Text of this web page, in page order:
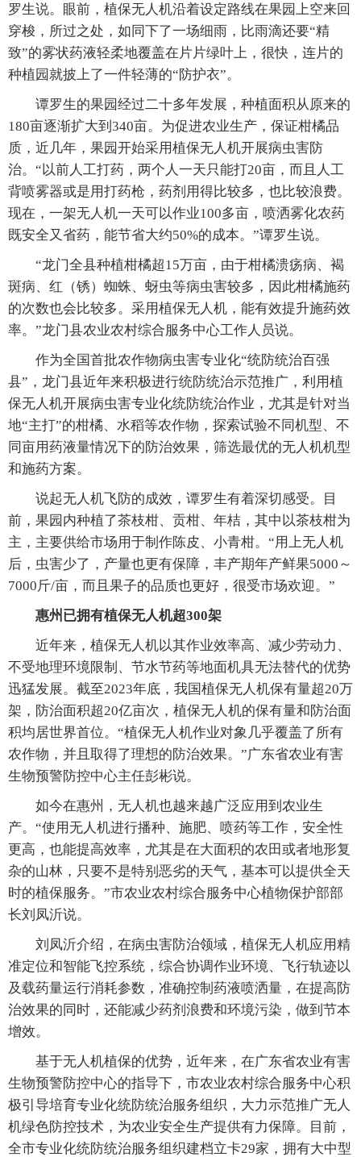
罗生说。眼前，植保无人机沿着设定路线在果园上空来回
穿梭，所过之处，如同下了一场细雨，比雨滴还要“精
致”的雾状药液轻柔地覆盖在片片绿叶上，很快，连片的
种植园就披上了一件轻薄的“防护衣”。
谭罗生的果园经过二十多年发展，种植面积从原来的
180亩逐渐扩大到340亩。为促进农业生产，保证柑橘品
质，近几年，果园开始采用植保无人机开展病虫害防
治。“以前人工打药，两个人一天只能打20亩，而且人工
背喷雾器或是用打药枪，药剂用得比较多，也比较浪费。
现在，一架无人机一天可以作业100多亩，喷洒雾化农药
既安全又省药，能节省大约50%的成本。”谭罗生说。
“龙门全县种植柑橘超15万亩，由于柑橘溃疡病、褐
斑病、红（锈）蜘蛛、蚜虫等病虫害较多，因此柑橘施药
的次数也会比较多。采用植保无人机，能有效提升施药效
率。”龙门县农业农村综合服务中心工作人员说。
作为全国首批农作物病虫害专业化“统防统治百强
县”，龙门县近年来积极进行统防统治示范推广，利用植
保无人机开展病虫害专业化统防统治作业，尤其是针对当
地“主打”的柑橘、水稻等农作物，探索试验不同机型、不
同亩用药液量情况下的防治效果，筛选最优的无人机机型
和施药方案。
说起无人机飞防的成效，谭罗生有着深切感受。目
前，果园内种植了茶枝柑、贡柑、年桔，其中以茶枝柑为
主，主要供给市场用于制作陈皮、小青柑。“用上无人机
后，虫害少了，产量也更有保障，丰产期年产鲜果5000～
7000斤/亩，而且果子的品质也更好，很受市场欢迎。”
惠州已拥有植保无人机超300架
近年来，植保无人机以其作业效率高、减少劳动力、
不受地理环境限制、节水节药等地面机具无法替代的优势
迅猛发展。截至2023年底，我国植保无人机保有量超20万
架，防治面积超20亿亩次，植保无人机的保有量和防治面
积均居世界首位。“植保无人机作业对象几乎覆盖了所有
农作物，并且取得了理想的防治效果。”广东省农业有害
生物预警防控中心主任彭彬说。
如今在惠州，无人机也越来越广泛应用到农业生
产。“使用无人机进行播种、施肥、喷药等工作，安全性
更高，也能提高效率，尤其是在大面积的农田或者地形复
杂的山林，只要不是特别恶劣的天气，基本可以提供全天
时的植保服务。”市农业农村综合服务中心植物保护部部
长刘凤沂说。
刘凤沂介绍，在病虫害防治领域，植保无人机应用精
准定位和智能飞控系统，综合协调作业环境、飞行轨迹以
及载药量运行消耗参数，准确控制药液喷洒量，在提高防
治效果的同时，还能减少药剂浪费和环境污染，做到节本
增效。
基于无人机植保的优势，近年来，在广东省农业有害
生物预警防控中心的指导下，市农业农村综合服务中心积
极引导培育专业化统防统治服务组织，大力示范推广无人
机绿色防控技术，为农业安全生产提供有力保障。目前，
全市专业化统防统治服务组织建档立卡29家，拥有大中型